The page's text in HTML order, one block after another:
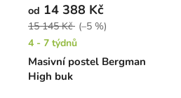
Masivní postel Bergman
High buk
od 14 388 Kč
15 145 Kč (–5 %)
4 - 7 týdnů